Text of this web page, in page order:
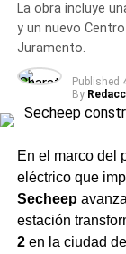
Rach también
Nievas, cuyo
ese caso, el
domicilio a las
El
trabar la
La obra incluye
y un nuevo
Juramento.
Published
By
En el marco del
eléctrico que
Secheep
estación
2en la ciudad de